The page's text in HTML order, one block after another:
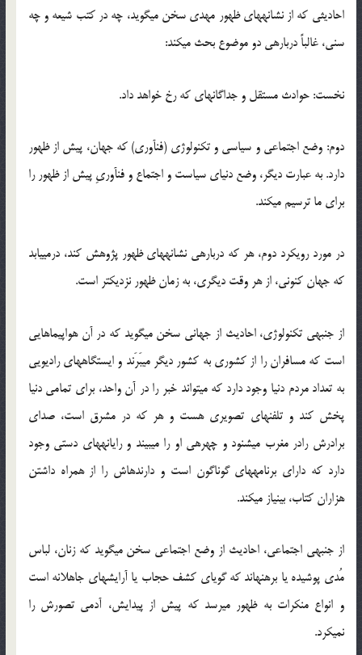
احادیثی که از نشانه‏های ظهور مهدی سخن می‏گوید، چه در کتب شیعه و چه
سنی، غالباً درباره‏ی دو موضوع بحث می‏کند:
نخست: حوادث مستقل و جداگانه‏ای که رخ خواهد داد.
دوم: وضع اجتماعی و سیاسی و تکنولوژی (فن‏آوری) که جهان، پیش از ظهور
دارد. به عبارت دیگر، وضع دنیای سیاست و اجتماع و فن‏آوریِ پیش از ظهور را
برای ما ترسیم می‏کند.
در مورد رویکرد دوم، هر که درباره‏ی نشانه‏های ظهور پژوهش کند، درمی‏یابد
که جهان کنونی، از هر وقت دیگری، به زمان ظهور نزدیک‏تر است.
از جنبه‏ی تکنولوژی، احادیث از جهانی سخن می‏گوید که در آن هواپیماهایی
است که مسافران را از کشوری به کشور دیگر می‏بَرَند و ایستگاه‏های رادیویی
به تعداد مردم دنیا وجود دارد که می‏تواند خبر را در آن واحد، برای تمامی دنیا
پخش کند و تلفن‏های تصویری هست و هر که در مشرق است، صدای
برادرش رادر مغرب می‏شنود و چهره‏ی او را می‏بیند و رایانه‏های دستی وجود
دارد که دارای برنامه‏های گوناگون است و دارنده‏اش را از همراه داشتن
هزاران کتاب، بی‏نیاز می‏کند.
از جنبه‏ی اجتماعی، احادیث از وضع اجتماعی سخن می‏گوید که زنان، لباس
مُدی پوشیده یا برهنه‏اند که گویای کشف حجاب یا آرایش‏های جاهلانه است
و انواع منکرات به ظهور می‏رسد که پیش از پیدایش، آدمی تصورش را
نمی‏کرد.